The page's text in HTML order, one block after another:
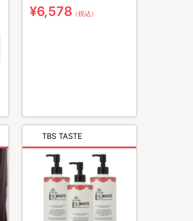
99.9%／紫外線対策／接触
冷感
¥6,578 （税込）
TBS TASTE